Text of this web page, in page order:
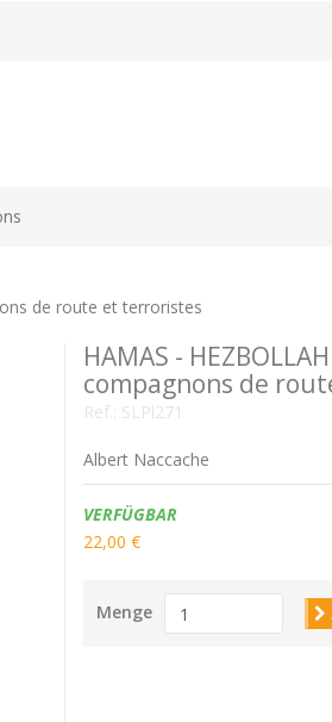
de route et terroristes
HAMAS -
compagnons de
Ref.: SLPl271
Albert Naccache
Verfügbarkeit:
VERFÜGBAR
22,00 €
Menge